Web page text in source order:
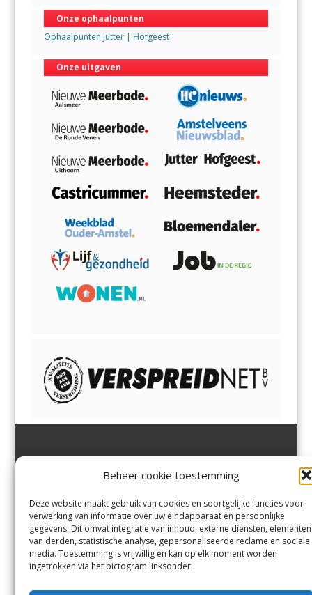
Beheer cookie toestemming
Deze website maakt gebruik van cookies en soortgelijke functies voor
verwerking van informatie over uw eindapparaat en persoonlijke
gegevens. Dit omvat integratie van inhoud, externe diensten, elementen
van derden, statistische analyse, gepersonaliseerde reclame en sociale
media. Toestemming is vrijwillig en kan op elk moment worden
ingetrokken via het pictogram linksonder.
Onze ophaalpunten
Ophaalpunten Jutter | Hofgeest
Onze uitgaven
Margadantstraat 34
0255-533900
info@jutter.nlofinfo@hofgee
st.nl
Velserbroek,Velsen-Zuid,
Zuid,Driehuisen
Spaarnwoude.
Contact
Andere uitgaven